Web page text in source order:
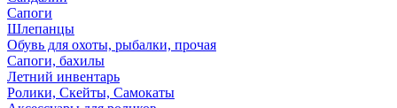
Сапоги
Шлепанцы
Обувь для охоты, рыбалки, прочая
Сапоги, бахилы
Летний инвентарь
Ролики, Скейты, Самокаты